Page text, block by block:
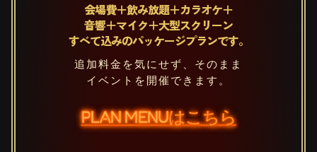
会場費＋飲み放題＋カラオケ＋
音響＋マイク＋大型スクリーン
すべて込みのパッケージプランです。
追加料金を気にせず、そのまま
イベントを開催できます。
PLAN MENUはこちら